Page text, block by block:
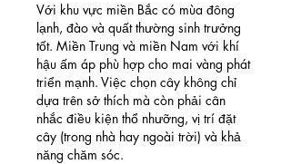
Với khu vực miền Bắc có mùa đông
lạnh, đào và quất thường sinh trưởng
tốt. Miền Trung và miền Nam với khí
hậu ấm áp phù hợp cho mai vàng phát
triển mạnh. Việc chọn cây không chỉ
dựa trên sở thích mà còn phải cân
nhắc điều kiện thổ nhưỡng, vị trí đặt
cây (trong nhà hay ngoài trời) và khả
năng chăm sóc.